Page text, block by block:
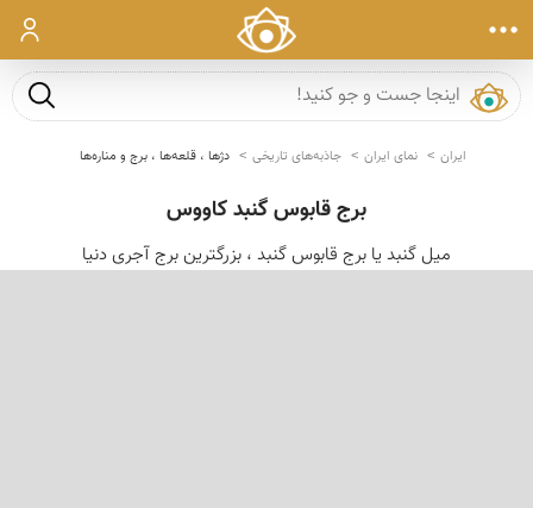
ورود
جست و
ایران نمای ایران جاذبه‌های تاریخی دژها ، قلعه‌ها ، برج و مناره‌ها
برج قابوس گنبد کاووس
میل گنبد یا برج قابوس گنبد ، بزرگترین برج آجری دنیا